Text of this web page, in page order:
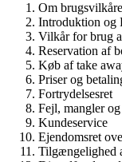
Om
Introduktion og
Vilkår for brug
Reservation af
Køb af take
Priser og
Fortrydelsesret
Fejl, mangler
Kundeservice
Ejendomsret
Tilgængelighed